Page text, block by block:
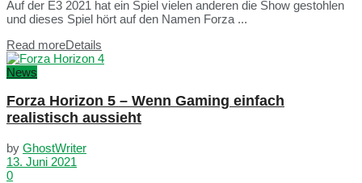
Auf der E3 2021 hat ein Spiel vielen anderen die Show gestohlen
und dieses Spiel hört auf den Namen Forza ...
Read moreDetails
News
Forza Horizon 5 – Wenn Gaming einfach
realistisch aussieht
by GhostWriter
13. Juni 2021
0